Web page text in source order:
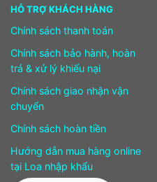
HỖ TRỢ KHÁCH HÀNG
Chính sách thanh toán
Chính sách bảo hành, hoàn
trả & xử lý khiếu nại
Chính sách giao nhận vận
chuyển
Chính sách hoàn tiền
Hướng dẫn mua hàng online
tại Loa nhập khẩu